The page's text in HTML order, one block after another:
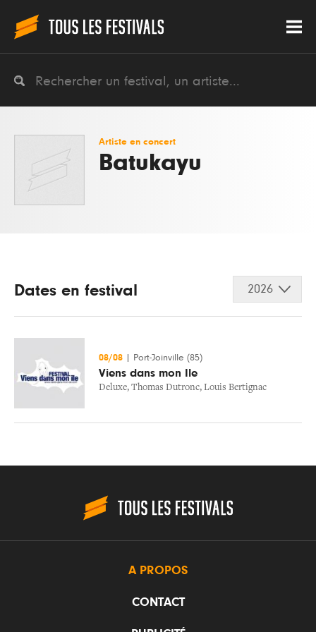
Artiste en concert
Batukayu
Dates en festival 2026
08/08 Port-Joinville (85)
Viens dans mon Ile
Deluxe, Thomas Dutronc, Louis Bertignac
A PROPOS
CONTACT